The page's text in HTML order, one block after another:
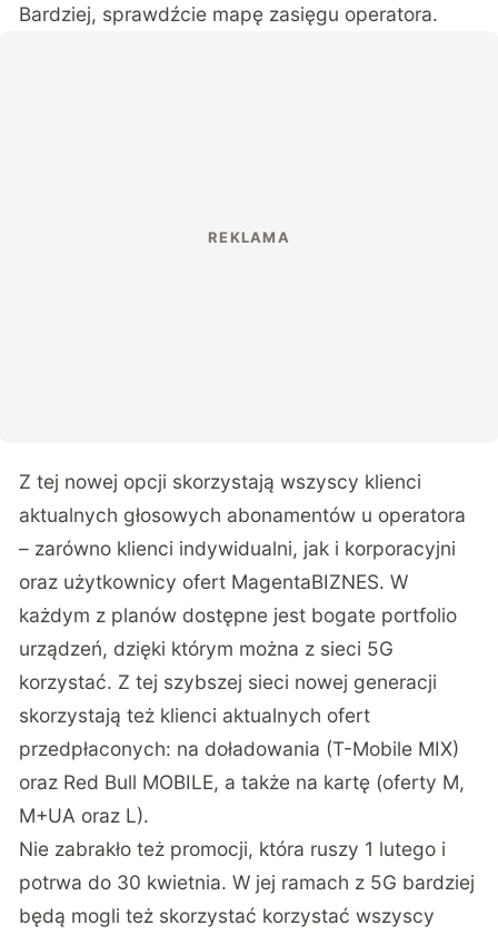
Bardziej, sprawdźcie mapę zasięgu operatora.
Z tej nowej opcji skorzystają wszyscy klienci
aktualnych głosowych abonamentów u operatora
– zarówno klienci indywidualni, jak i korporacyjni
oraz użytkownicy ofert MagentaBIZNES. W
każdym z planów dostępne jest bogate portfolio
urządzeń, dzięki którym można z sieci 5G
korzystać. Z tej szybszej sieci nowej generacji
skorzystają też klienci aktualnych ofert
przedpłaconych: na doładowania (T-Mobile MIX)
oraz Red Bull MOBILE, a także na kartę (oferty M,
M+UA oraz L).
Nie zabrakło też promocji, która ruszy 1 lutego i
potrwa do 30 kwietnia. W jej ramach z 5G bardziej
będą mogli też skorzystać korzystać wszyscy